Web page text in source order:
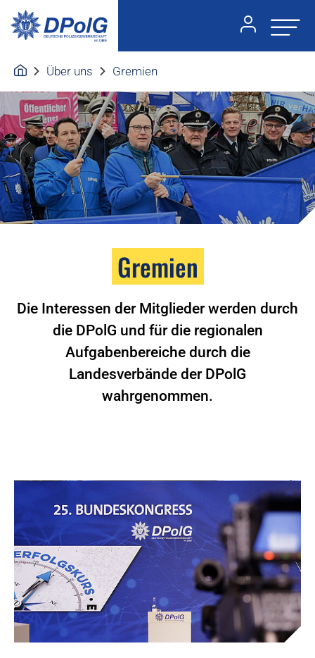
Über uns Gremien
Gremien
Die Interessen der Mitglieder werden durch
die DPolG und für die regionalen
Aufgabenbereiche durch die
Landesverbände der DPolG
wahrgenommen.